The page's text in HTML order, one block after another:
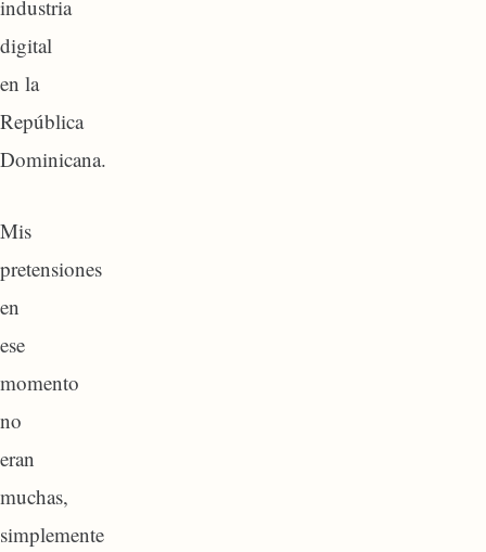
industria
digital
en la
República
Dominicana.
Mis
pretensiones
en
ese
momento
no
eran
muchas,
simplemente